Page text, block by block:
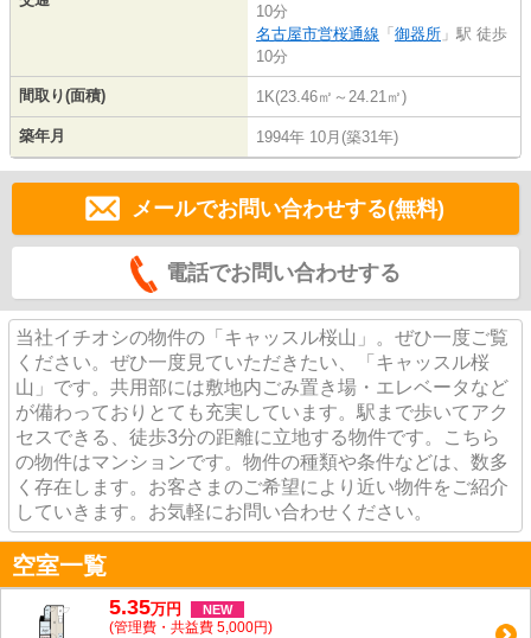
10分
名古屋市営桜通線 「 御器所 」駅 徒歩
10分
間取り(面積) 1K(23.46㎡～24.21㎡)
築年月 1994年 10月(築31年)
メールでお問い合わせする(無料)
電話でお問い合わせする
当社イチオシの物件の「キャッスル桜山」。ぜひ一度ご覧
ください。ぜひ一度見ていただきたい、「キャッスル桜
山」です。共用部には敷地内ごみ置き場・エレベータなど
が備わっておりとても充実しています。駅まで歩いてアク
セスできる、徒歩3分の距離に立地する物件です。こちら
の物件はマンションです。物件の種類や条件などは、数多
く存在します。お客さまのご希望により近い物件をご紹介
していきます。お気軽にお問い合わせください。
空室一覧
5.35万円 NEW
(管理費・共益費 5,000円)